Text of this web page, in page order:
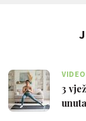
VIDEO
3